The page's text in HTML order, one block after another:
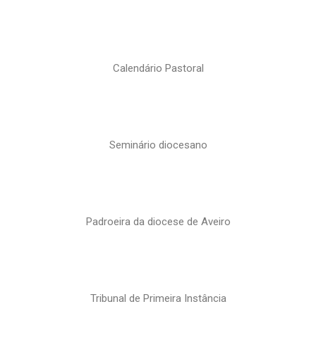
Calendário Pastoral
Seminário diocesano
Padroeira da diocese de Aveiro
Tribunal de Primeira Instância